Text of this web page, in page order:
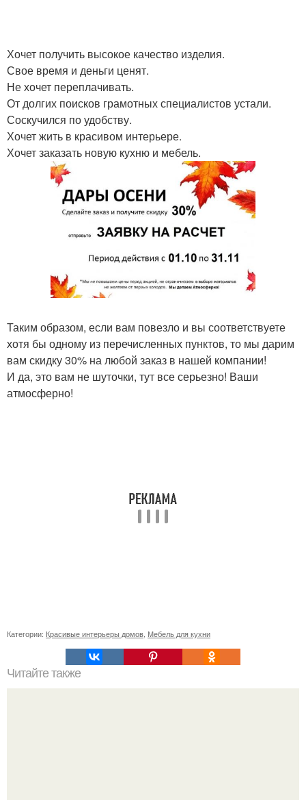
Хочет получить высокое качество изделия.
Свое время и деньги ценят.
Не хочет переплачивать.
От долгих поисков грамотных специалистов устали.
Соскучился по удобству.
Хочет жить в красивом интерьере.
Хочет заказать новую кухню и мебель.
Таким образом, если вам повезло и вы соответствуете
хотя бы одному из перечисленных пунктов, то мы дарим
вам скидку 30% на любой заказ в нашей компании!
И да, это вам не шуточки, тут все серьезно! Ваши
атмосферно!
Категории: Красивые интерьеры домов Мебель для кухни
Читайте также